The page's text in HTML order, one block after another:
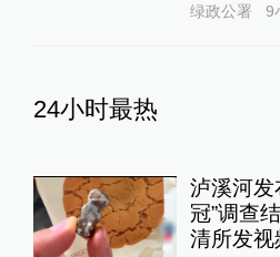
绿政公署 9
24小时最热
泸溪河发
冠”调查
清所发视